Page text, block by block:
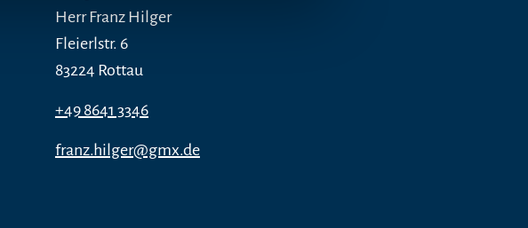
Herr Franz Hilger
Fleierlstr. 6
83224 Rottau
+49 8641 3346
franz.hilger@gmx.de